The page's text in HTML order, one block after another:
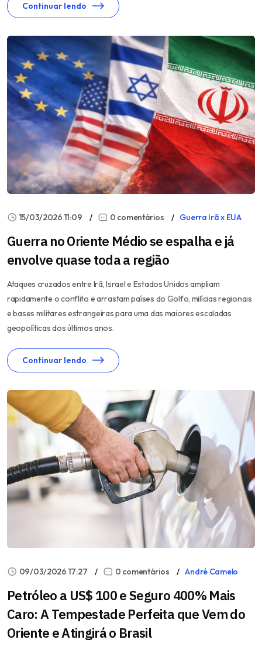
Continuar lendo
15/03/2026 11:09 0 comentários Guerra Irã x EUA
Guerra no Oriente Médio se espalha e já
envolve quase toda a região
Ataques cruzados entre Irã, Israel e Estados Unidos ampliam
rapidamente o conflito e arrastam países do Golfo, milícias regionais
e bases militares estrangeiras para uma das maiores escaladas
geopolíticas dos últimos anos.
Continuar lendo
09/03/2026 17:27 0 comentários André Camelo
Petróleo a US$ 100 e Seguro 400% Mais
Caro: A Tempestade Perfeita que Vem do
Oriente e Atingirá o Brasil